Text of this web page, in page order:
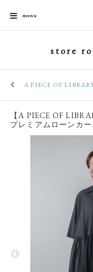
menu
store
A PIECE OF
【A PIECE OF
プレミアムローンカ